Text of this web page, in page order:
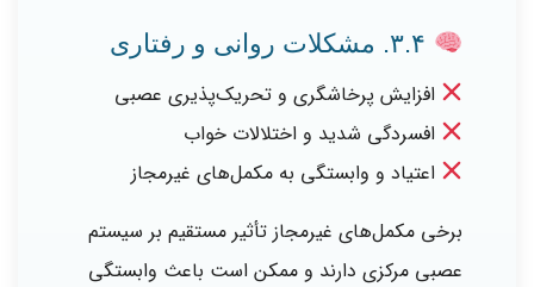
۳.۴. مشکلات روانی و رفتاری
افزایش پرخاشگری و تحریک‌پذیری عصبی
افسردگی شدید و اختلالات خواب
اعتیاد و وابستگی به مکمل‌های غیرمجاز
برخی مکمل‌های غیرمجاز تأثیر مستقیم بر سیستم
عصبی مرکزی دارند و ممکن است باعث وابستگی